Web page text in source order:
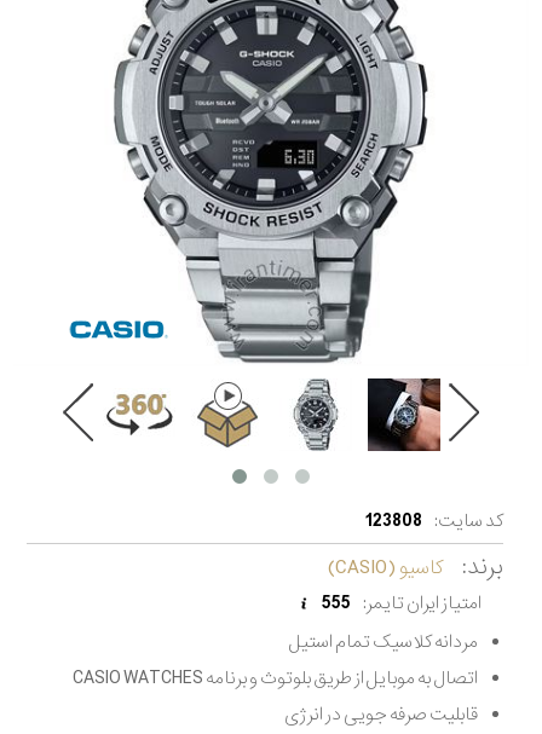
کد سایت: 123808
برند: کاسیو (CASIO)
امتیاز ایران تایمر: 555
مردانه کلاسیک تمام استیل
اتصال به موبایل از طریق بلوتوث و برنامه CASIO WATCHES
قابلیت صرفه جویی در انرژی